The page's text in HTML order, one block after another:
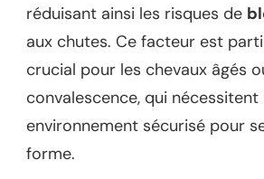
réduisant ainsi les risques de
aux chutes. Ce facteur est
crucial pour les chevaux âgés
convalescence, qui nécessitent
environnement sécurisé pour
forme.